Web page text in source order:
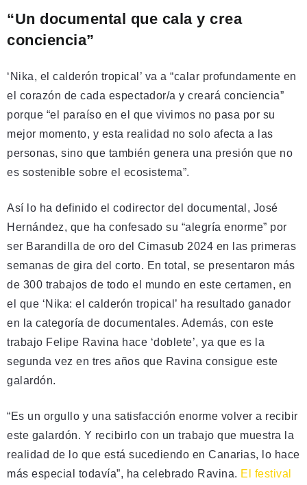
“Un documental que cala y crea
conciencia”
‘Nika, el calderón tropical’ va a “calar profundamente en
el corazón de cada espectador/a y creará conciencia”
porque “el paraíso en el que vivimos no pasa por su
mejor momento, y esta realidad no solo afecta a las
personas, sino que también genera una presión que no
es sostenible sobre el ecosistema”.
Así lo ha definido el codirector del documental, José
Hernández, que ha confesado su “alegría enorme” por
ser Barandilla de oro del Cimasub 2024 en las primeras
semanas de gira del corto. En total, se presentaron más
de 300 trabajos de todo el mundo en este certamen, en
el que ‘Nika: el calderón tropical’ ha resultado ganador
en la categoría de documentales. Además, con este
trabajo Felipe Ravina hace ‘doblete’, ya que es la
segunda vez en tres años que Ravina consigue este
galardón.
“Es un orgullo y una satisfacción enorme volver a recibir
este galardón. Y recibirlo con un trabajo que muestra la
realidad de lo que está sucediendo en Canarias, lo hace
más especial todavía”, ha celebrado Ravina. El festival